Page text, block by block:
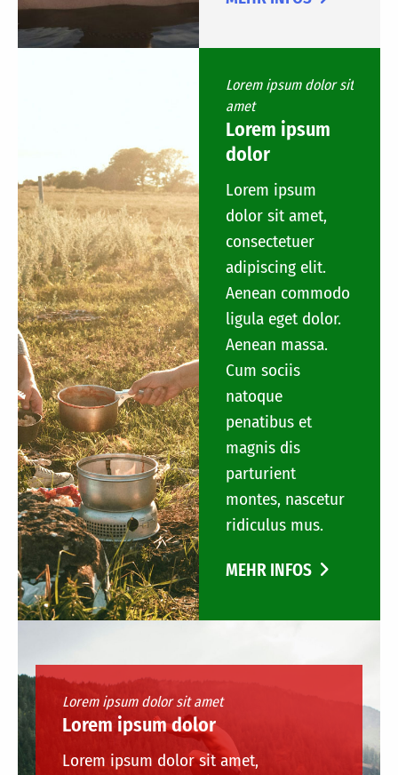
Lorem ipsum dolor sit
amet
Lorem ipsum
dolor
Lorem ipsum
dolor sit amet,
consectetuer
adipiscing elit.
Aenean commodo
ligula eget dolor.
Aenean massa.
Cum sociis
natoque
penatibus et
magnis dis
parturient
montes, nascetur
ridiculus mus.
MEHR INFOS
Lorem ipsum dolor sit amet
Lorem ipsum dolor
Lorem ipsum dolor sit amet,